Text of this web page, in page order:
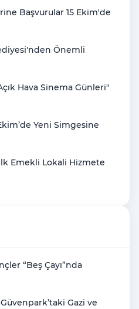
Başvurular 15 Ekim'de
Önemli
Hava Sinema Günleri"
Yeni Simgesine
İlk Emekli Lokali Hizmete
“Beş Çayı”nda
Gazi ve